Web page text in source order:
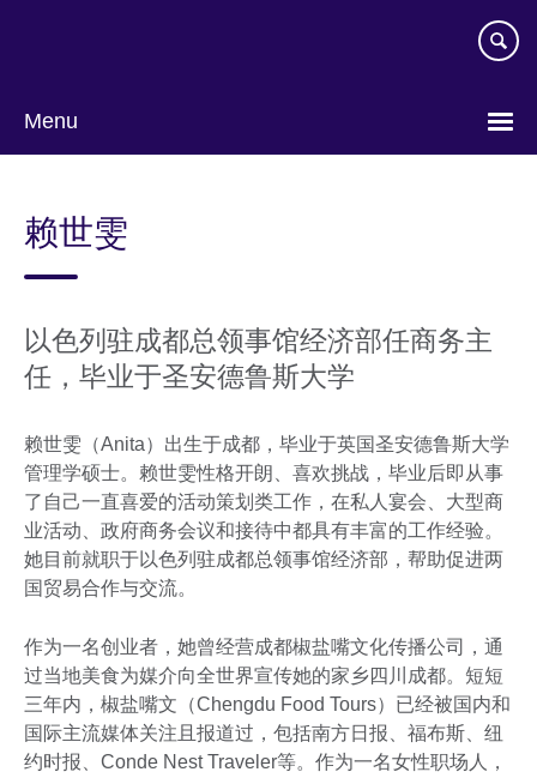
Menu
language
赖世雯
以色列驻成都总领事馆经济部任商务主
任，毕业于圣安德鲁斯大学
赖世雯（Anita）出生于成都，毕业于英国圣安德鲁斯大学
管理学硕士。赖世雯性格开朗、喜欢挑战，毕业后即从事
了自己一直喜爱的活动策划类工作，在私人宴会、大型商
业活动、政府商务会议和接待中都具有丰富的工作经验。
她目前就职于以色列驻成都总领事馆经济部，帮助促进两
国贸易合作与交流。
作为一名创业者，她曾经营成都椒盐嘴文化传播公司，通
过当地美食为媒介向全世界宣传她的家乡四川成都。短短
三年内，椒盐嘴文（Chengdu Food Tours）已经被国内和
国际主流媒体关注且报道过，包括南方日报、福布斯、纽
约时报、Conde Nest Traveler等。作为一名女性职场人，